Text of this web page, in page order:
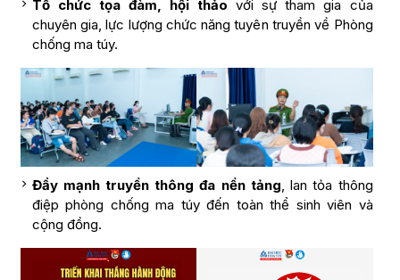
Tổ chức tọa đàm, hội thảo với sự tham gia của
chuyên gia, lực lượng chức năng tuyên truyền về Phòng
chống ma túy.
Đẩy mạnh truyền thông đa nền tảng, lan tỏa thông
điệp phòng chống ma túy đến toàn thể sinh viên và
cộng đồng.